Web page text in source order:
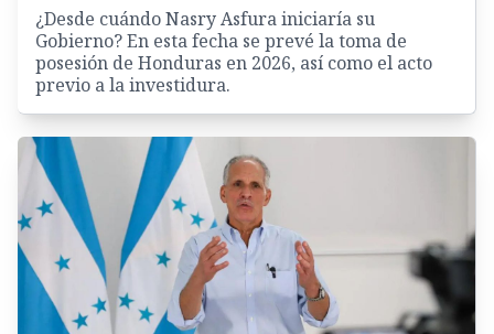
¿Desde cuándo Nasry Asfura iniciaría su
Gobierno? En esta fecha se prevé la toma de
posesión de Honduras en 2026, así como el acto
previo a la investidura.